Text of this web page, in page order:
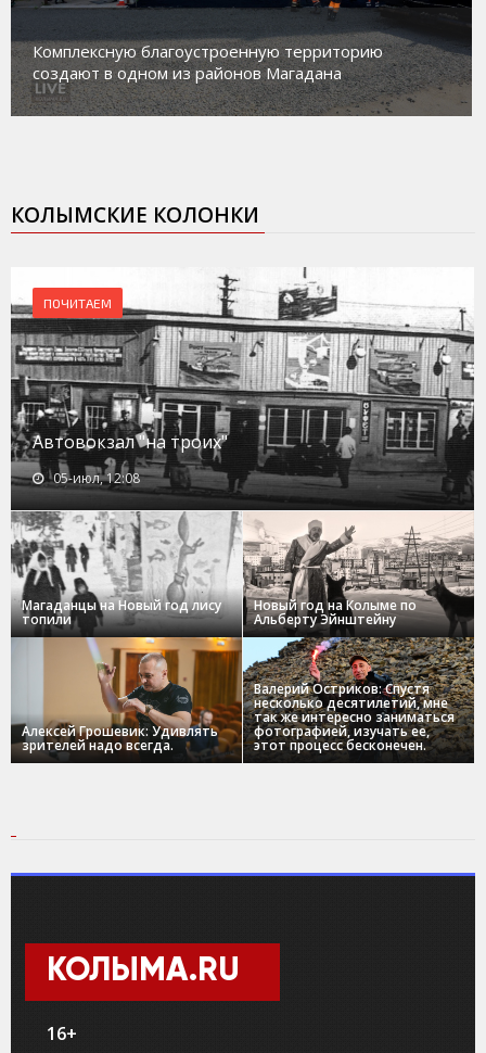
территорию
Магадана
Магадан
работе с
социального риска
КОЛЫМСКИЕ КОЛОНКИ
ПОЧИТАЕМ
Автовокзал "на троих"
05-июл, 12:08
Магаданцы на Новый год лису
топили
Новый год на Колыме по
Альберту Эйнштейну
Алексей Грошевик: Удивлять
зрителей надо всегда.
Валерий Остриков: Спустя
несколько десятилетий, мне
так же интересно заниматься
фотографией, изучать ее,
этот процесс бесконечен.
КОЛЫМА.RU
16+